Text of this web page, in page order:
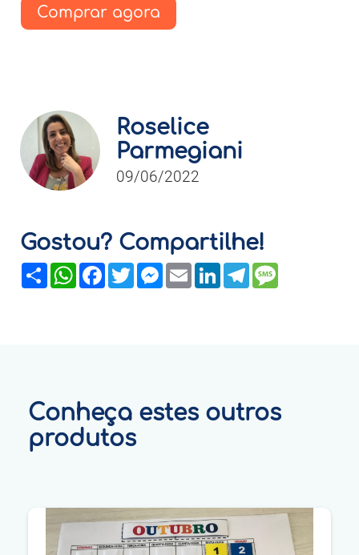
Comprar agora
Roselice
Parmegiani
09/06/2022
Gostou? Compartilhe!
ShareWhatsAppFacebook
TwitterMessenger
Email LinkedInTelegram
Conheça estes outros
produtos